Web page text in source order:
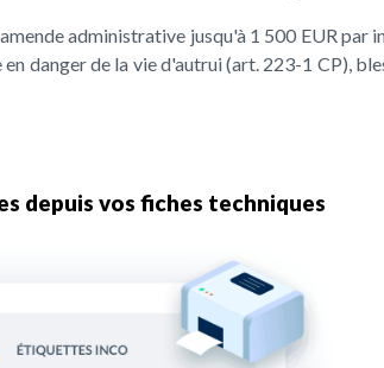
administrative jusqu'à 1 500 EUR par
danger de la vie d'autrui (art. 223-1 CP),
depuis vos fiches techniques